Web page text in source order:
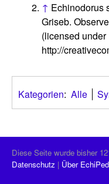
↑ Echinodorus
Griseb.
(licensed under
http://
Kategorien: Alle
Diese Seite wurde bisher
Datenschutz
Über